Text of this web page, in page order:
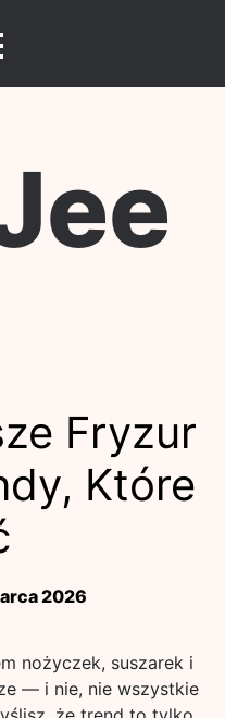
Fryzur
Które
2026
nożyczek, suszarek i
— i nie, nie wszystkie